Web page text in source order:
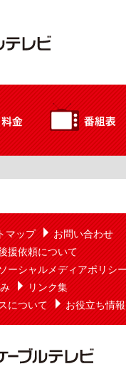
マップ
お問い合わせ
援依頼について
ソーシャルメディアポリシー
リンク集
について お役立ち情報